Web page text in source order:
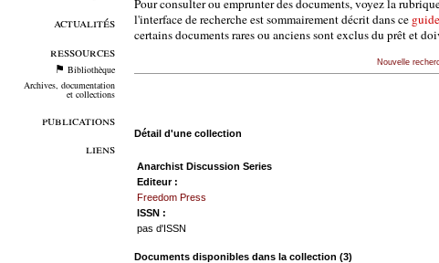
actualités
ressources
Bibliothèque
Archives, documentation
et collections
publications
liens
Pour consulter ou emprunter des documents, voyez la
l'interface de recherche est sommairement décrit dans ce
certains documents rares ou anciens sont exclus du prêt et
Nouvelle
Détail d'une collection
Anarchist Discussion Series
Editeur :
Freedom Press
ISSN :
pas d'ISSN
Documents disponibles dans la collection (3)